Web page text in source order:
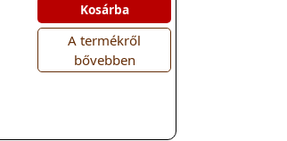
Kosárba
A termékről
bővebben